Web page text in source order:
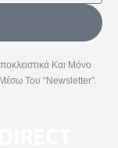
Και Μόνο
Του “Newsletter”.